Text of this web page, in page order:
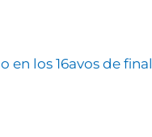
en los 16avos de final